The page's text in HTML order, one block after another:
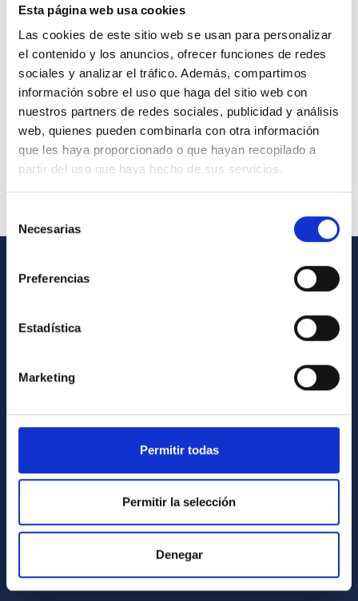
Esta página web usa cookies
Las cookies de este sitio web se usan para personalizar
el contenido y los anuncios, ofrecer funciones de redes
sociales y analizar el tráfico. Además, compartimos
información sobre el uso que haga del sitio web con
nuestros partners de redes sociales, publicidad y análisis
web, quienes pueden combinarla con otra información
que les haya proporcionado o que hayan recopilado a
partir del uso que haya hecho de sus servicios.
Necesarias
Preferencias
Estadística
Marketing
Permitir todas
Permitir la selección
Denegar
GENERAL INFORMATION
List of personnel
General register
Transparency
Code of ethics and anti-fraud policy
Gender equality and diversity